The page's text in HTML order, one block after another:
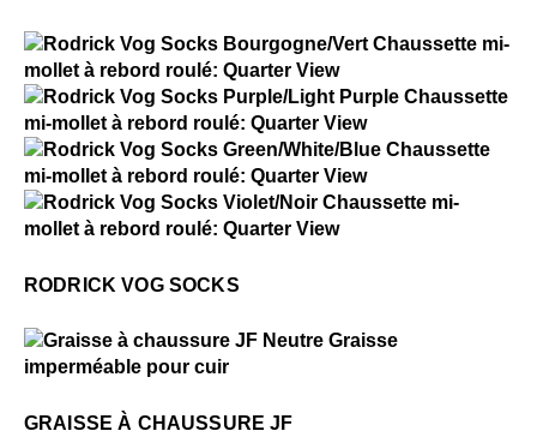
Rodrick Vog Socks
Rodrick Vog Socks
Rodrick Vog Socks
RODRICK VOG SOCKS
GRAISSE À CHAUSSURE JF